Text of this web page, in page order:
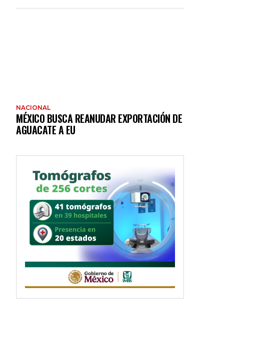
NACIONAL
MÉXICO BUSCA REANUDAR EXPORTACIÓN DE
AGUACATE A EU